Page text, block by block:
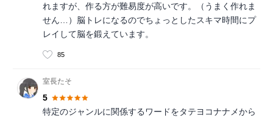
れますが、作る方が難易度が高いです。（うまく作れま
せん…）脳トレになるのでちょっとしたスキマ時間にプ
レイして脳を鍛えています。
85
室長たそ
5
特定のジャンルに関係するワードをタテヨコナナメから